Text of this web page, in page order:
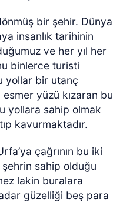
bir şehir. Dünya
insanlık tarihinin
ve her yıl her
binlerce turisti
yollar bir utanç
yüzü kızaran bu
yollara sahip olmak
kavurmaktadır.
çağrının bu iki
sahip olduğu
lakin buralara
güzelliği beş para